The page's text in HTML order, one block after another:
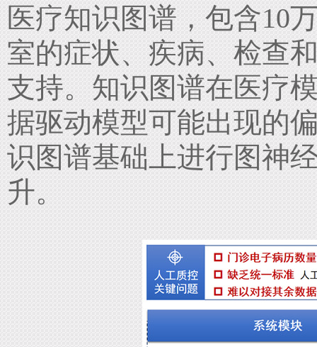
医疗知识图谱，包含10
室的症状、疾病、检查
支持。知识图谱在医疗
据驱动模型可能出现的
识图谱基础上进行图神
升。